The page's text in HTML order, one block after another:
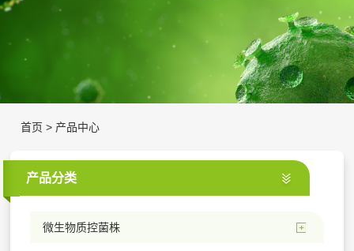
首页 > 产品中心
产品分类
微生物质控菌株